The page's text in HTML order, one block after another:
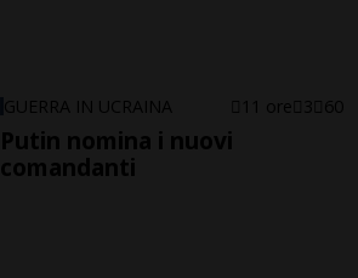
GUERRA IN UCRAINA 11 ore 3 60
Putin nomina i nuovi
comandanti